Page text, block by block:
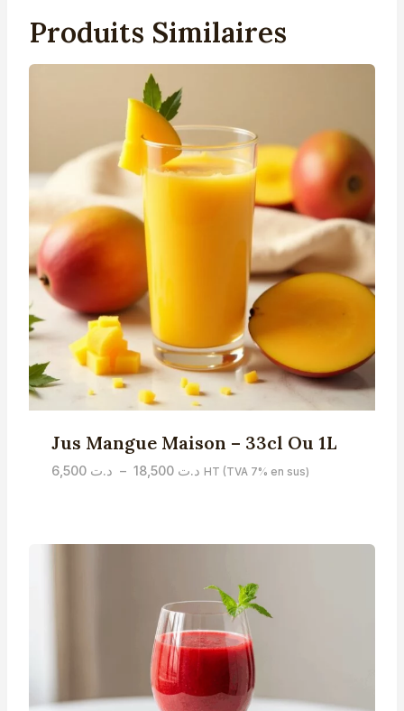
Produits Similaires
Jus Mangue Maison – 33cl Ou 1L
د.ت 6,500 – د.ت 18,500
Plage
HT (TVA 7% en sus)